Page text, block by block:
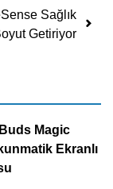
Sağlık
Getiriyor
Magic
Ekranlı